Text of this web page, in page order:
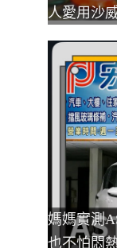
人愛用沙
媽媽實測
也不怕悶